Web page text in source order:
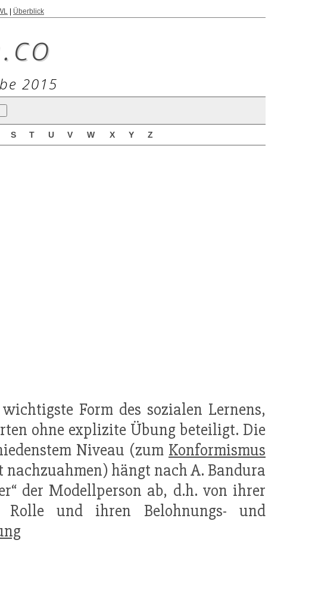
Überblick
2015
S T U V W X Y Z
Form des sozialen Lernens,
ohne explizite Übung beteiligt. Die
Niveau (zum Konformismus
nachzuahmen) hängt nach A. Bandura
der Modellperson ab, d.h. von ihrer
Rolle und ihren Belohnungs- und